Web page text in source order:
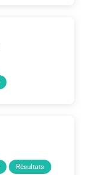
Résultats